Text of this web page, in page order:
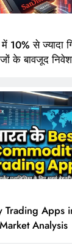
10% से ज्यादा
के बावजूद
Trading Apps
Analysis